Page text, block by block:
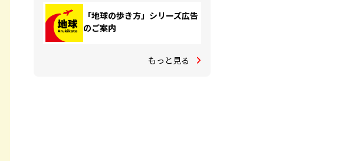
「地球の歩き方」シリーズ広告
のご案内
もっと見る